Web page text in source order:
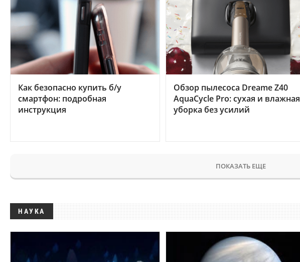
Как безопасно купить б/у
смартфон: подробная
инструкция
Обзор пылесоса Dreame Z40
AquaCycle Pro: сухая и влажная
уборка без усилий
ПОКАЗАТЬ ЕЩЕ
НАУКА